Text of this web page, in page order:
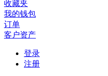
收藏夹
我的钱包
订单
客户资产
登录
注册